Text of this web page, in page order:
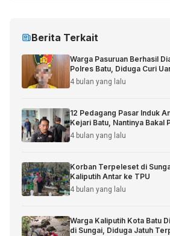
Berita Terkait
Warga Pasuruan Berhasil
Polres Batu, Diduga Curi
4 bulan yang lalu
12 Pedagang Pasar Induk
Kejari Batu, Nantinya Bakal
4 bulan yang lalu
Korban Terpeleset di
Kaliputih Antar ke TPU
4 bulan yang lalu
Warga Kaliputih Kota Batu
di Sungai, Diduga Jatuh